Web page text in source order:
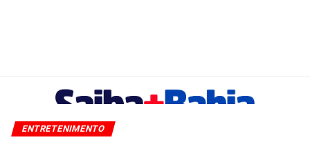
ENTRETENIMENTO